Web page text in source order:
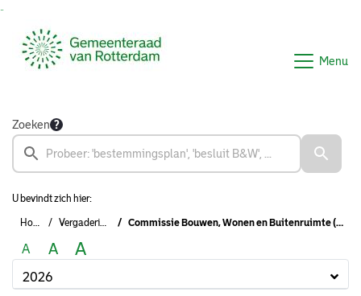
Menu
Zoeken
U bevindt zich hier:
Home Vergaderingen Commissie Bouwen, Wonen en Buitenruimte (2022-2026)
A A A
2026